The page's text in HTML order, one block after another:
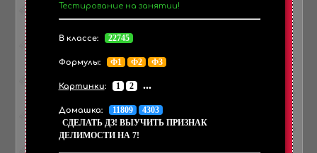
Тестирование на занятии!
В классе: 22745
Формулы: Ф1 Ф2 Ф3
Картинки: 1 2 ...
Домашка: 11809
4303
СДЕЛАТЬ ДЗ! ВЫУЧИТЬ ПРИЗНАК
ДЕЛИМОСТИ НА 7!